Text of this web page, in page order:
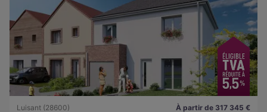
Luisant (28600) À partir de 317 345 €